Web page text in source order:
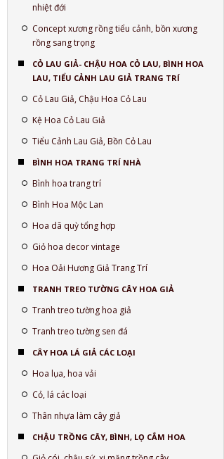
nhiệt đới
Concept xương rồng tiểu cảnh, bồn xương
rồng sang trọng
CỎ LAU GIẢ- CHẬU HOA CỎ LAU, BÌNH HOA
LAU, TIỂU CẢNH LAU GIẢ TRANG TRÍ
Cỏ Lau Giả, Chậu Hoa Cỏ Lau
Kệ Hoa Cỏ Lau Giả
Tiểu Cảnh Lau Giả, Bồn Cỏ Lau
BÌNH HOA TRANG TRÍ NHÀ
Bình hoa trang trí
Bình Hoa Mộc Lan
Hoa dã quỳ tổng hợp
Giỏ hoa decor vintage
Hoa Oải Hương Giả Trang Trí
TRANH TREO TƯỜNG CÂY HOA GIẢ
Tranh treo tường hoa giả
Tranh treo tường sen đá
CÂY HOA LÁ GIẢ CÁC LOẠI
Hoa lụa, hoa vải
Cỏ, lá các loại
Thân nhựa làm cây giả
CHẬU TRỒNG CÂY, BÌNH, LỌ CẮM HOA